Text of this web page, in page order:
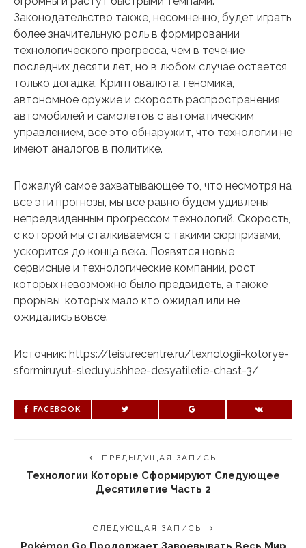
Законодательство также, несомненно, будет играть
более значительную роль в формировании
технологического прогресса, чем в течение
последних десяти лет, но в любом случае остается
только догадка. Криптовалюта, геномика,
автономное оружие и скорость распространения
автомобилей и самолетов с автоматическим
управлением, все это обнаружит, что технологии не
имеют аналогов в политике.
Пожалуй самое захватывающее то, что несмотря на
все эти прогнозы, мы все равно будем удивлены
непредвиденным прогрессом технологий. Скорость,
с которой мы сталкиваемся с такими сюрпризами,
ускорится до конца века. Появятся новые
сервисные и технологические компании, рост
которых невозможно было предвидеть, а также
прорывы, которых мало кто ожидал или не
ожидались вовсе.
Источник: https://leisurecentre.ru/texnologii-kotorye-
sformiruyut-sleduyushhee-desyatiletie-chast-3/
FACEBOOK
ПРЕДЫДУЩАЯ ЗАПИСЬ
Технологии Которые Сформируют Следующее
Десятилетие Часть 2
СЛЕДУЮЩАЯ ЗАПИСЬ
Pokémon Go Продолжает Завоевывать Весь Мир